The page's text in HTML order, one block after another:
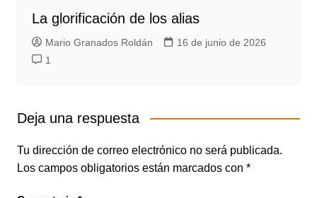
La glorificación de los alias
Mario Granados Roldán
16 de junio de 2026
1
Deja una respuesta
Tu dirección de correo electrónico no será publicada.
Los campos obligatorios están marcados con *